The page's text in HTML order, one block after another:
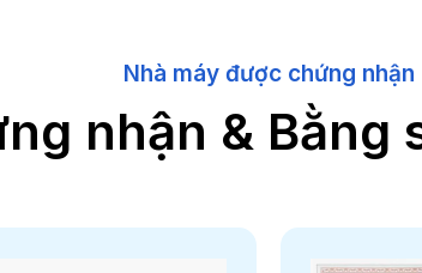
Nhà máy được chứng nhận
nhận & Bằng